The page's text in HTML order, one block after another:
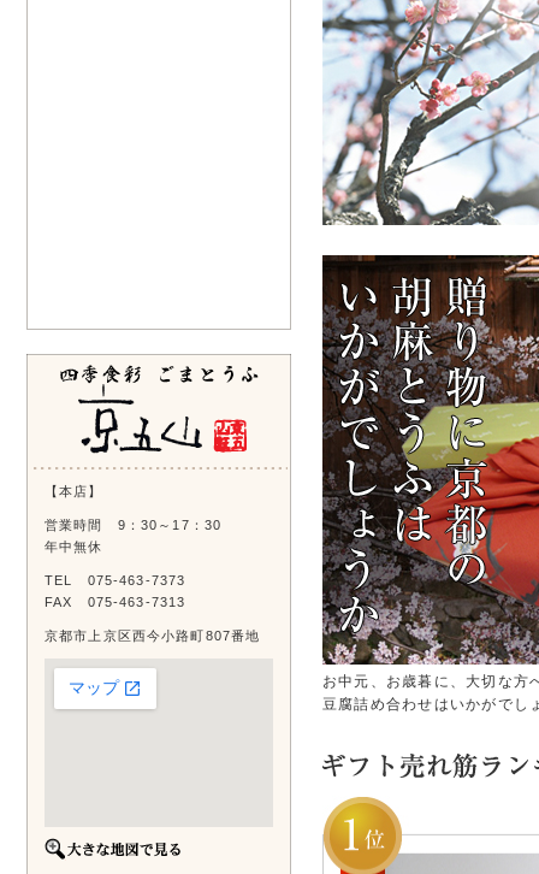
【本店】
営業時間 9：30～17：30
年中無休
TEL 075-463-7373
FAX 075-463-7313
京都市上京区西今小路町807番地
お中元、お歳暮に、大切な方
豆腐詰め合わせはいかがでし